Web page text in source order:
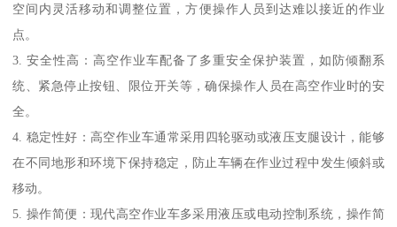
空间内灵活移动和调整位置，方便操作人员到达难以接近的作业
点。
3. 安全性高：高空作业车配备了多重安全保护装置，如防倾翻系
统、紧急停止按钮、限位开关等，确保操作人员在高空作业时的安
全。
4. 稳定性好：高空作业车通常采用四轮驱动或液压支腿设计，能够
在不同地形和环境下保持稳定，防止车辆在作业过程中发生倾斜或
移动。
5. 操作简便：现代高空作业车多采用液压或电动控制系统，操作简